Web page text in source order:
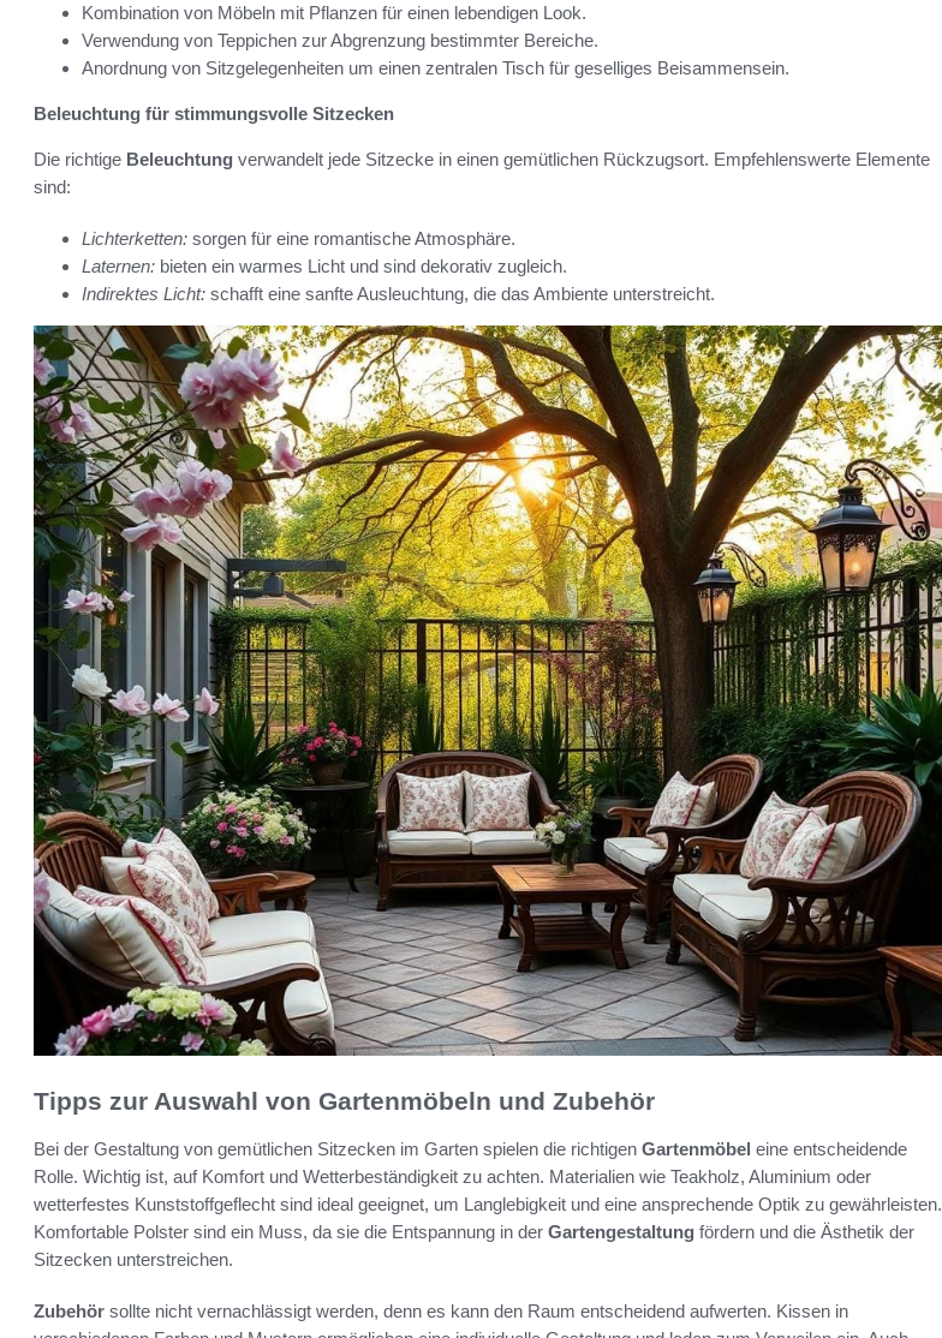
Kombination von Möbeln mit Pflanzen für einen lebendigen Look.
Verwendung von Teppichen zur Abgrenzung bestimmter Bereiche.
Anordnung von Sitzgelegenheiten um einen zentralen Tisch für geselliges Beisammensein.
Beleuchtung für stimmungsvolle Sitzecken
Die richtige Beleuchtung verwandelt jede Sitzecke in einen gemütlichen Rückzugsort. Empfehlenswerte Elemente
sind:
Lichterketten: sorgen für eine romantische Atmosphäre.
Laternen: bieten ein warmes Licht und sind dekorativ zugleich.
Indirektes Licht: schafft eine sanfte Ausleuchtung, die das Ambiente unterstreicht.
Tipps zur Auswahl von Gartenmöbeln und Zubehör
Bei der Gestaltung von gemütlichen Sitzecken im Garten spielen die richtigen Gartenmöbel eine entscheidende
Rolle. Wichtig ist, auf Komfort und Wetterbeständigkeit zu achten. Materialien wie Teakholz, Aluminium oder
wetterfestes Kunststoffgeflecht sind ideal geeignet, um Langlebigkeit und eine ansprechende Optik zu gewährleisten.
Komfortable Polster sind ein Muss, da sie die Entspannung in der Gartengestaltung fördern und die Ästhetik der
Sitzecken unterstreichen.
Zubehör sollte nicht vernachlässigt werden, denn es kann den Raum entscheidend aufwerten. Kissen in